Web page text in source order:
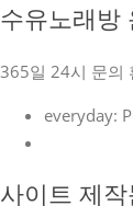
수유노래방
365일 24시 문의
everyday:
사이트 제작